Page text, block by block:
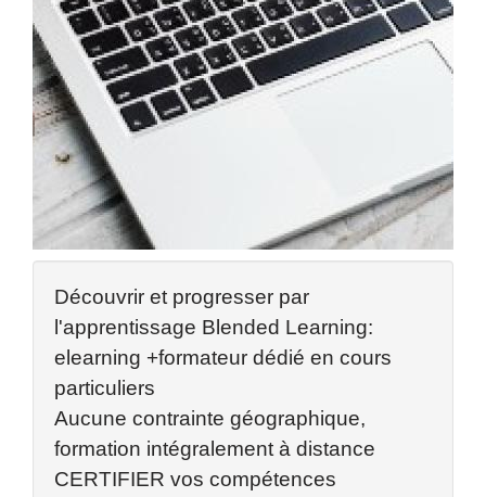
Découvrir et progresser par
l'apprentissage Blended Learning:
elearning +formateur dédié en cours
particuliers
Aucune contrainte géographique,
formation intégralement à distance
CERTIFIER vos compétences